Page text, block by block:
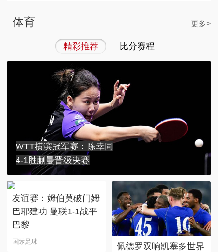
体育 更多>
精彩推荐 比分赛程
WTT横滨冠军赛：陈幸同
4-1胜蒯曼晋级决赛
友谊赛：姆伯莫破门姆
巴耶建功 曼联1-1战平
巴黎
国际足球
佩德罗双响凯塞多世界